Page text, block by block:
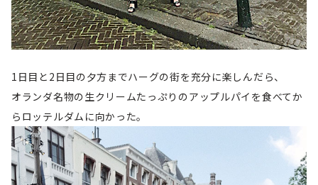
1日目と2日目の夕方までハーグの街を充分に楽しんだら、
オランダ名物の生クリームたっぷりのアップルパイを食べてか
らロッテルダムに向かった。